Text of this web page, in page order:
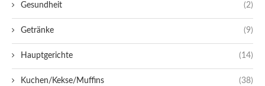
Gesundheit (2)
Getränke (9)
Hauptgerichte (14)
Kuchen/Kekse/Muffins (38)